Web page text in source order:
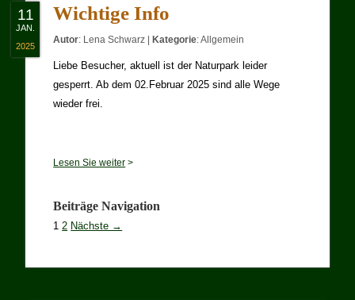
Wichtige Info
Autor: Lena Schwarz Kategorie:Allgemein
Liebe Besucher, aktuell ist der Naturpark leider
gesperrt. Ab dem 02.Februar 2025 sind alle Wege
wieder frei.
Lesen Sie weiter >
11
JAN.
2025
Beiträge Navigation
1 2 Nächste →